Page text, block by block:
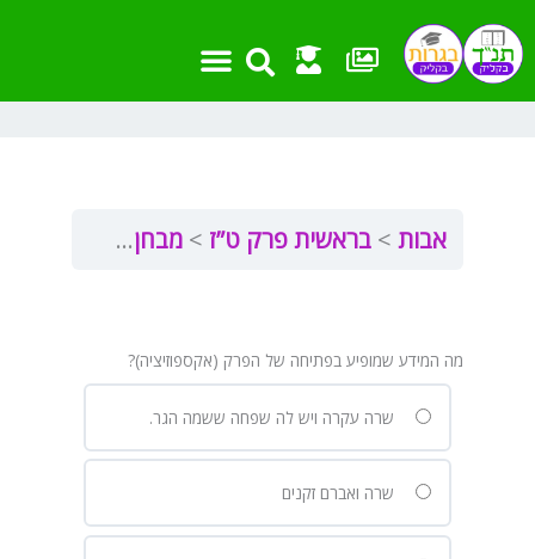
לתוכן
אבות בראשית פרק ט”ז מבחן בראשית פרק ט”ז
מה המידע שמופיע בפתיחה של הפרק (אקספוזיציה)?
שרה עקרה ויש לה שפחה ששמה הגר.
שרה ואברם זקנים